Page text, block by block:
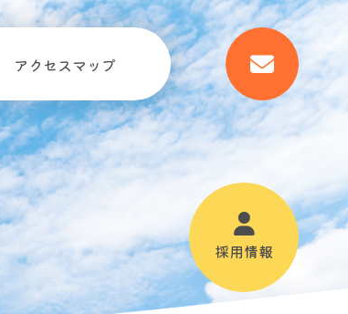
アクセスマップ
採用情報